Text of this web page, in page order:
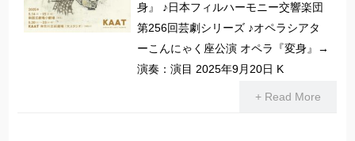
身』 ♪日本フィルハーモニー交響楽団
第256回芸劇シリーズ ♪オペラシアタ
ーこんにゃく座公演 オペラ『変身』→
演奏：演目 2025年9月20日 K
+ Read More